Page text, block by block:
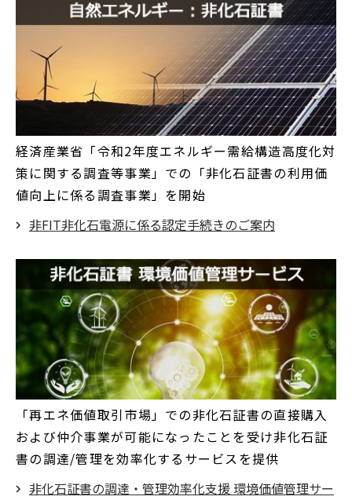
経済産業省「令和2年度エネルギー需給構造高度化対
策に関する調査等事業」での「非化石証書の利用価
値向上に係る調査事業」を開始
非FIT非化石電源に係る認定手続きのご案内
「再エネ価値取引市場」での非化石証書の直接購入
および仲介事業が可能になったことを受け非化石証
書の調達/管理を効率化するサービスを提供
非化石証書の調達・管理効率化支援 環境価値管理サー